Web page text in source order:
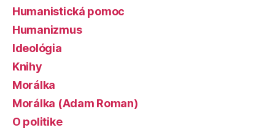
Humanistická pomoc
Humanizmus
Ideológia
Knihy
Morálka
Morálka (Adam Roman)
O politike